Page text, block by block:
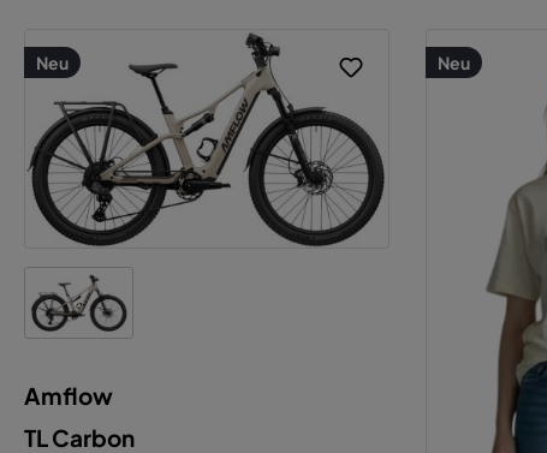
Neu
Amflow
TL Carbon
Neu